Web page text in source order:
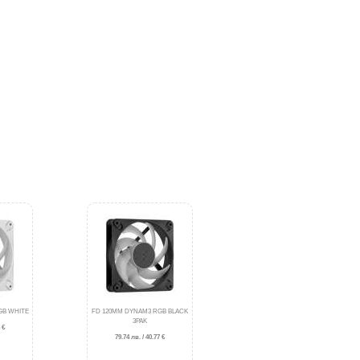
WHITE
€
FD 120MM DYNAM3 RGB BLACK
3PAK
79.74 лв. / 40.77 €